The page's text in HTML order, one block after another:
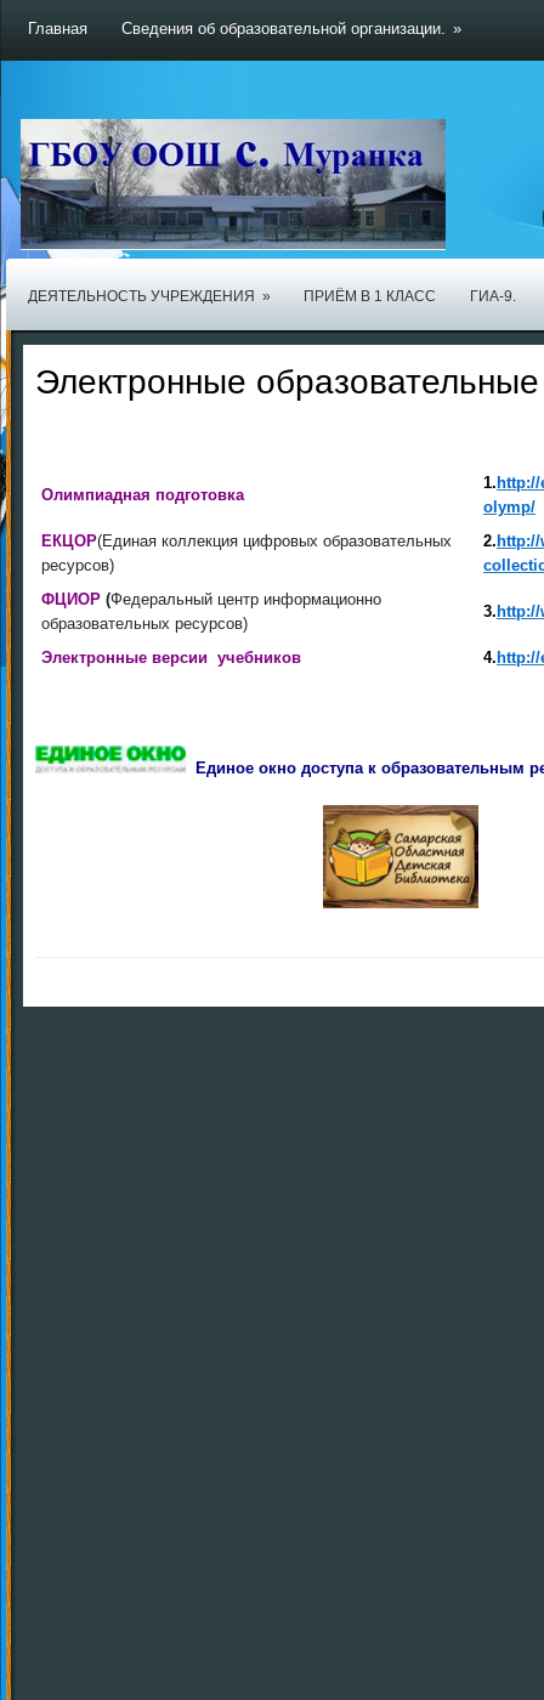
Главная Сведения об образовательной организации. »
ДЕЯТЕЛЬНОСТЬ УЧРЕЖДЕНИЯ » ПРИЁМ В 1 КЛАСС ГИА-9.
Электронные
Олимпиадная подготовка
1.
olymp/
ЕКЦОР(Единая коллекция цифровых образовательных
ресурсов)
2.
ФЦИОР (Федеральный центр информационно
образовательных ресурсов)
3.
Электронные версии учебников 4. http://
Единое окно доступа к образовательным